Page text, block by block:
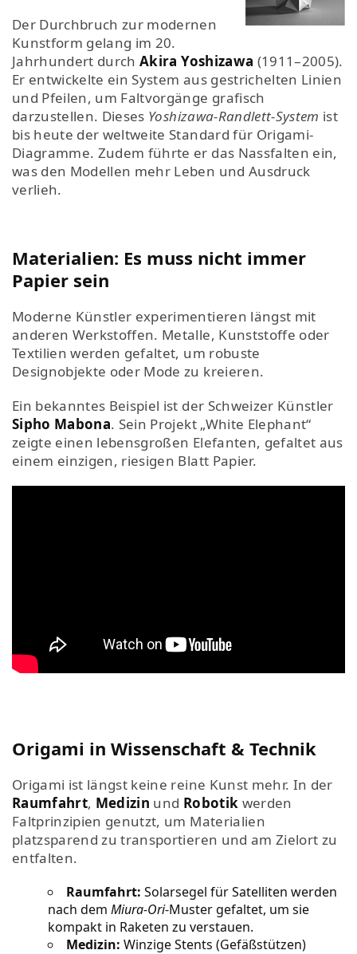
Der Durchbruch zur modernen
Kunstform gelang im 20.
Jahrhundert durchAkira Yoshizawa (1911–2005).
Er entwickelte ein System aus gestrichelten Linien
und Pfeilen, um Faltvorgänge grafisch
darzustellen. Dieses Yoshizawa-Randlett-System ist
bis heute der weltweite Standard für Origami-
Diagramme. Zudem führte er das Nassfalten ein,
was den Modellen mehr Leben und Ausdruck
verlieh.
Materialien: Es muss nicht immer
Papier sein
Moderne Künstler experimentieren längst mit
anderen Werkstoffen. Metalle, Kunststoffe oder
Textilien werden gefaltet, um robuste
Designobjekte oder Mode zu kreieren.
Ein bekanntes Beispiel ist der Schweizer Künstler
Sipho Mabona. Sein Projekt „White Elephant“
zeigte einen lebensgroßen Elefanten, gefaltet aus
einem einzigen, riesigen Blatt Papier.
Origami in Wissenschaft & Technik
Origami ist längst keine reine Kunst mehr. In der
Raumfahrt, Medizin und Robotik werden
Faltprinzipien genutzt, um Materialien
platzsparend zu transportieren und am Zielort zu
entfalten.
Raumfahrt: Solarsegel für Satelliten werden
nach dem Miura-Ori-Muster gefaltet, um sie
kompakt in Raketen zu verstauen.
Medizin: Winzige Stents (Gefäßstützen)